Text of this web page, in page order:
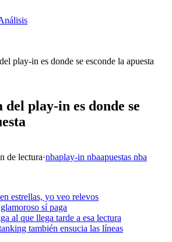
play-in es donde se esconde la apuesta
play-in es donde se
de lectura·nbaplay-in nbaapuestas nba
estrellas, yo veo relevos
sí paga
al que llega tarde a esa lectura
también ensucia las líneas